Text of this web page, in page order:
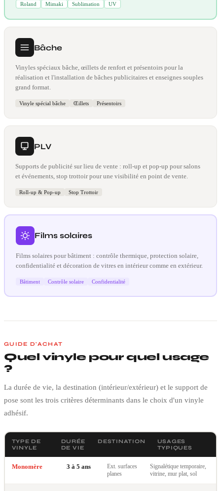
Roland Mimaki Sublimation UV
Bâche
Vinyles spéciaux bâche, œillets de renfort et présentoirs pour la
réalisation et l'installation de bâches publicitaires et enseignes souples
grand format.
Vinyle spécial bâche Œillets Présentoirs
PLV
Supports de publicité sur lieu de vente : roll-up et pop-up pour salons
et événements, stop trottoir pour une visibilité en point de vente.
Roll-up & Pop-up Stop Trottoir
Films solaires
Films solaires pour bâtiment : contrôle thermique, protection solaire,
confidentialité et décoration de vitres en intérieur comme en extérieur.
Bâtiment Contrôle solaire Confidentialité
GUIDE D'ACHAT
Quel vinyle pour quel usage
?
La durée de vie, la destination (intérieur/extérieur) et le support de
pose sont les trois critères déterminants dans le choix d'un vinyle
adhésif.
TYPE DE
VINYLE
DURÉE
DE VIE
DESTINATION
USAGES
TYPIQUES
Monomère 3 à 5 ans
Ext. surfaces
planes
Signalétique temporaire,
vitrine, mur plat, sol